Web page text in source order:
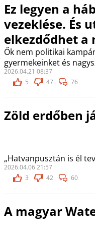
Ez legyen a
vezeklése. És
elkezdődhet a
Ők nem politikai
gyermekeinket és
2026.04.21 08:37
5
47 76
Zöld erdőben
„Hatvanpusztán is él
2026.04.06 21:57
3
42 60
A magyar